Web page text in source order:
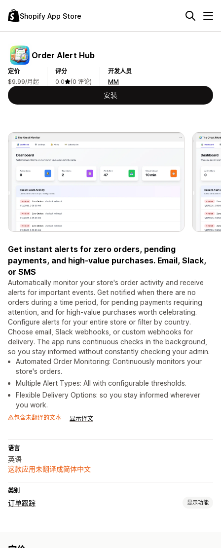
Shopify App Store
Order Alert Hub
定价
$9.99/月起
评分
0.0
(0 评论)
开发人员
MM
安装
Get instant alerts for zero orders, pending
payments, and high-value purchases. Email, Slack,
or SMS
Automatically monitor your store's order activity and receive
alerts for important events. Get notified when there are no
orders during a time period, for pending payments requiring
attention, and for high-value purchases worth celebrating.
Configure alerts for your entire store or filter by country.
Choose email, Slack webhooks, or custom webhooks for
delivery. The app runs continuous checks in the background,
so you stay informed without constantly checking your admin.
Automated Order Monitoring: Continuously monitors your
store's orders.
Multiple Alert Types: All with configurable thresholds.
Flexible Delivery Options: so you stay informed wherever
you work.
包含未翻译的文本 显示译文
语言
英语
这款应用未翻译成简体中文
类别
订单跟踪 显示功能